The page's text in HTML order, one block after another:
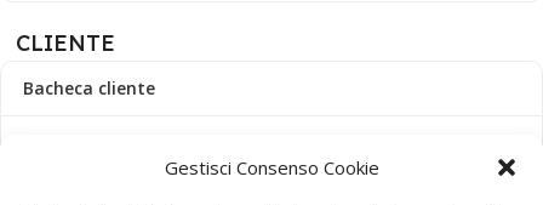
Gestisci Consenso Cookie
CLIENTE
Bacheca cliente